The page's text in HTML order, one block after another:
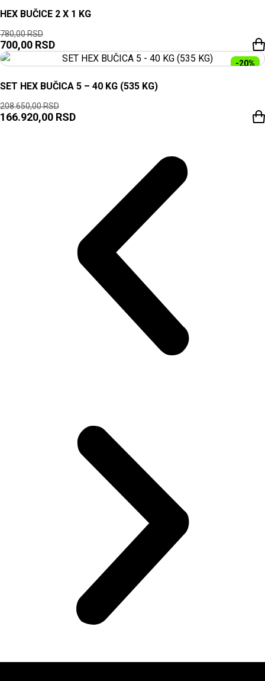
HEX BUČICE 2 X 1 KG
780,00RSD
700,00 RSD
-20%
SET HEX BUČICA 5 – 40 KG (535 KG)
208.650,00RSD
166.920,00 RSD